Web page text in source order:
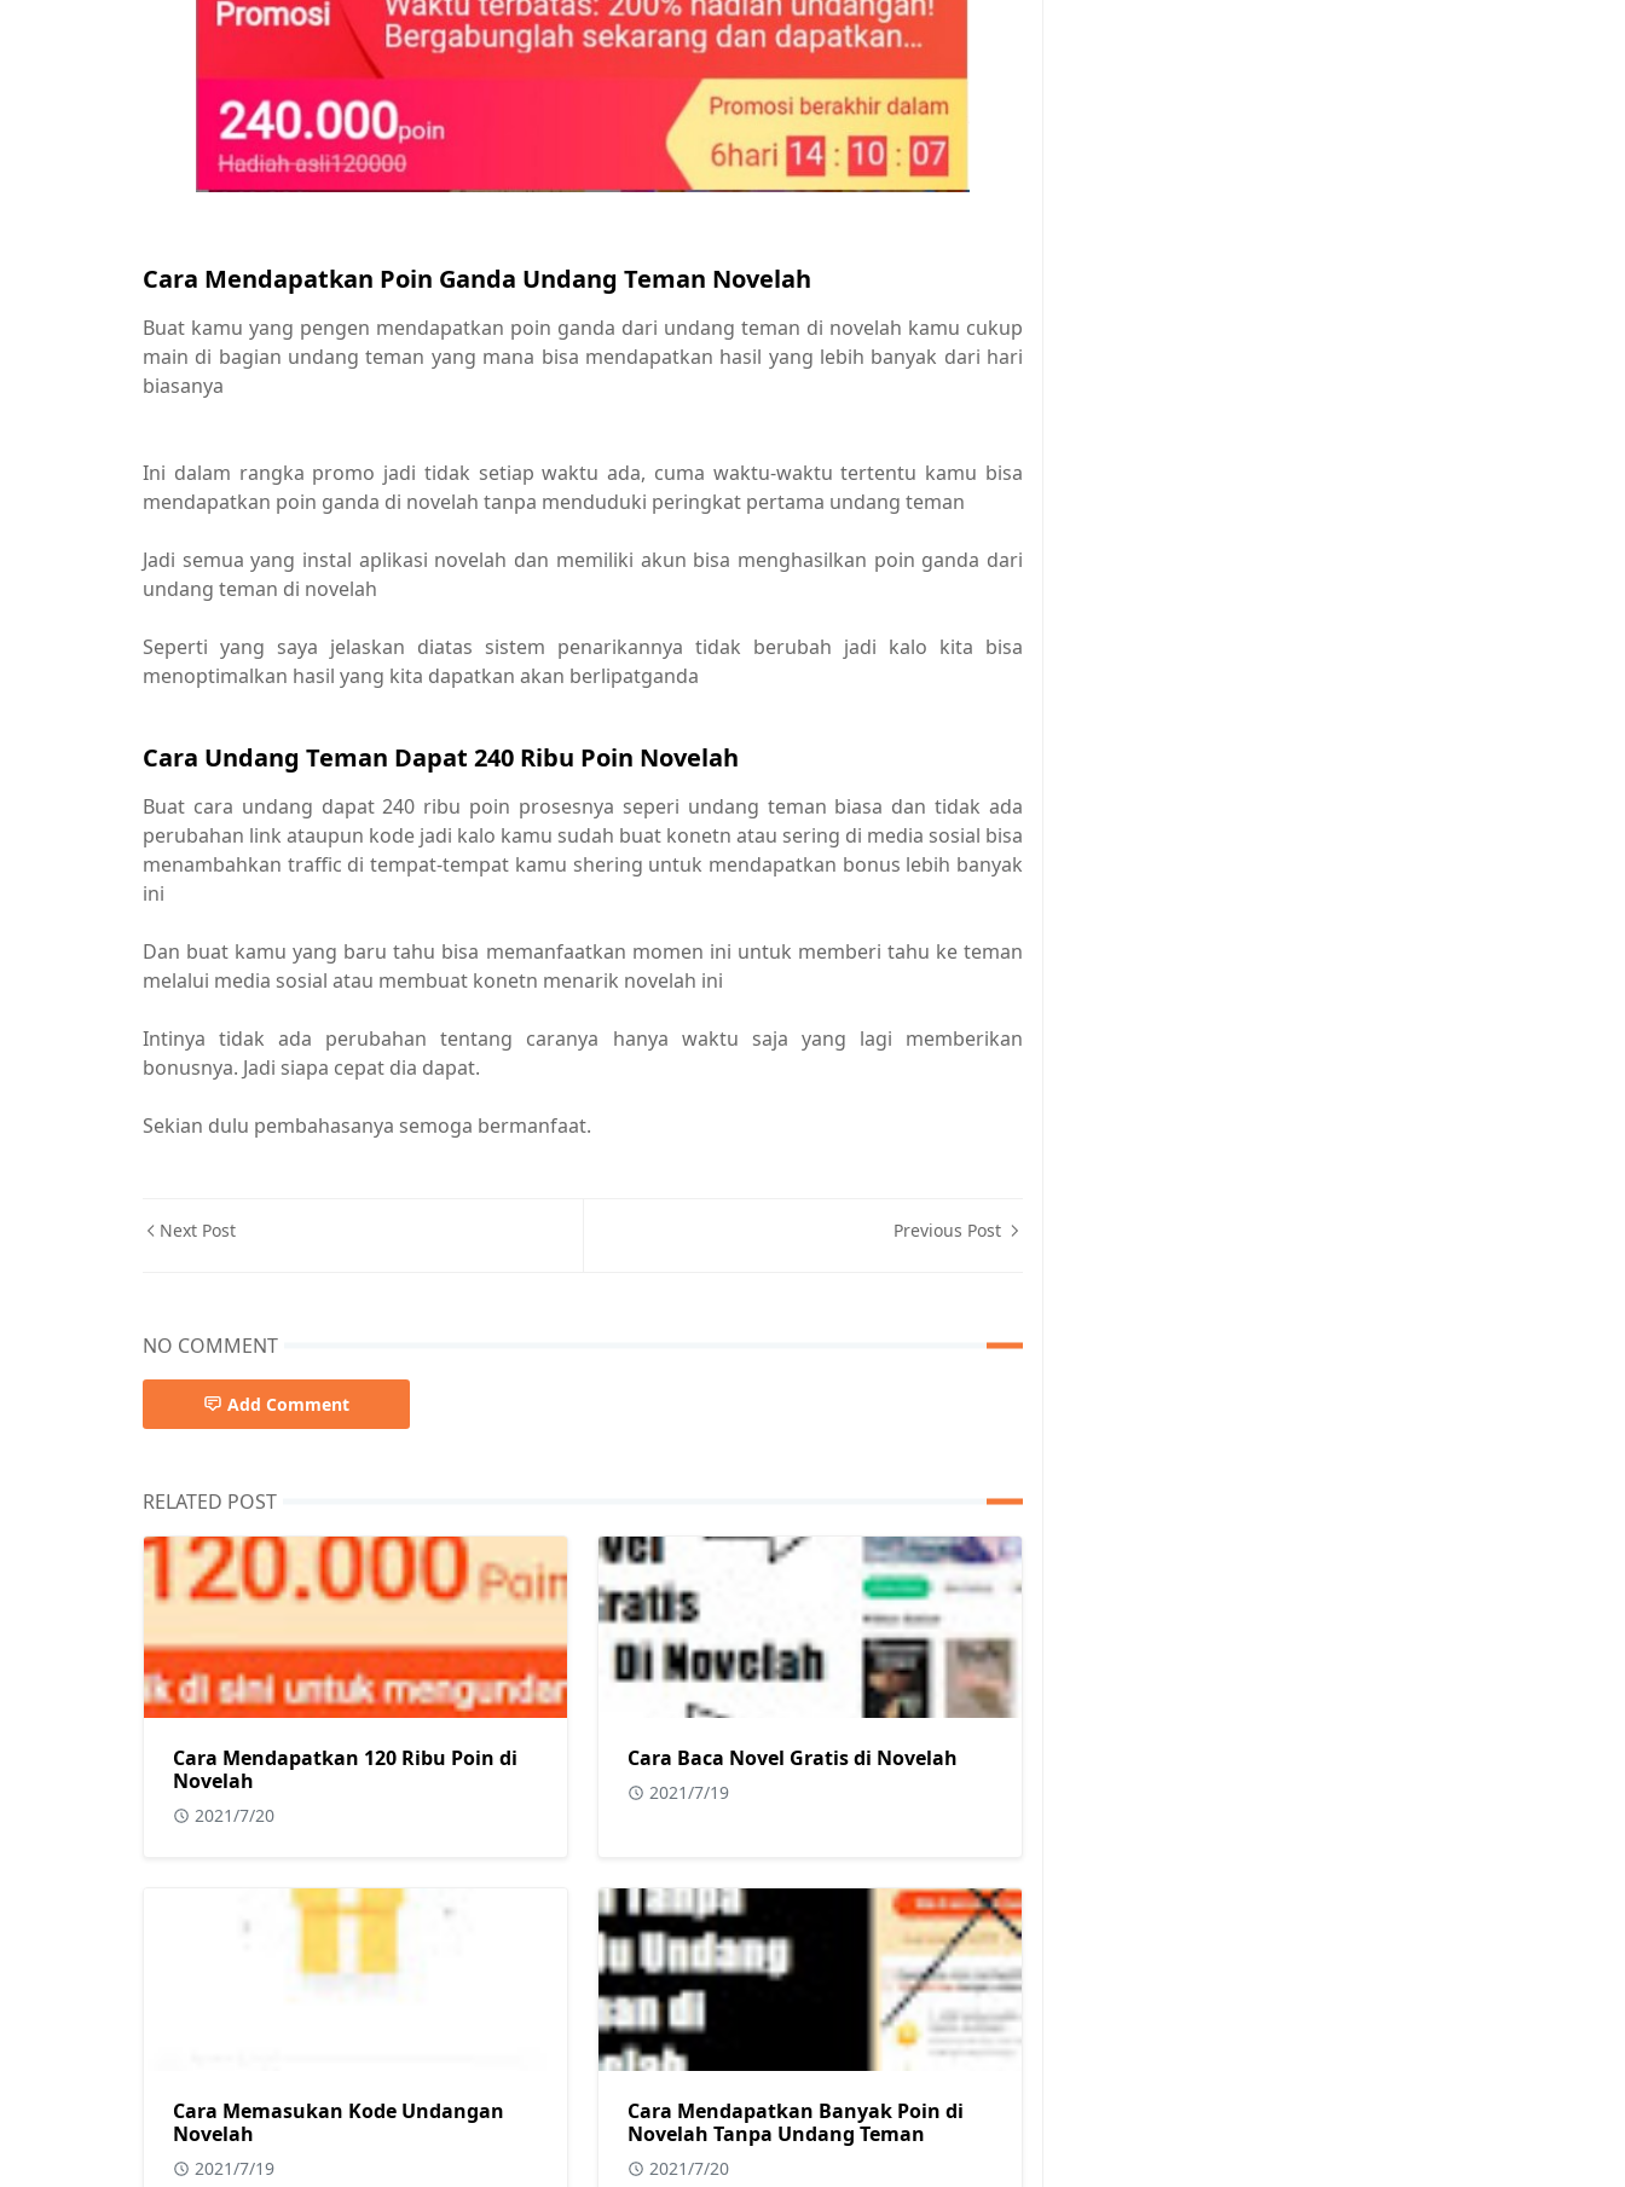
Cara Mendapatkan Poin Ganda Undang Teman Novelah
Buat kamu yang pengen mendapatkan poin ganda dari undang teman di novelah kamu cukup
main di bagian undang teman yang mana bisa mendapatkan hasil yang lebih banyak dari hari
biasanya
Ini dalam rangka promo jadi tidak setiap waktu ada, cuma waktu-waktu tertentu kamu bisa
mendapatkan poin ganda di novelah tanpa menduduki peringkat pertama undang teman
Jadi semua yang instal aplikasi novelah dan memiliki akun bisa menghasilkan poin ganda dari
undang teman di novelah
Seperti yang saya jelaskan diatas sistem penarikannya tidak berubah jadi kalo kita bisa
menoptimalkan hasil yang kita dapatkan akan berlipatganda
Cara Undang Teman Dapat 240 Ribu Poin Novelah
Buat cara undang dapat 240 ribu poin prosesnya seperi undang teman biasa dan tidak ada
perubahan link ataupun kode jadi kalo kamu sudah buat konetn atau sering di media sosial bisa
menambahkan traffic di tempat-tempat kamu shering untuk mendapatkan bonus lebih banyak
ini
Dan buat kamu yang baru tahu bisa memanfaatkan momen ini untuk memberi tahu ke teman
melalui media sosial atau membuat konetn menarik novelah ini
Intinya tidak ada perubahan tentang caranya hanya waktu saja yang lagi memberikan
bonusnya. Jadi siapa cepat dia dapat.
Sekian dulu pembahasanya semoga bermanfaat.
Next Post Previous Post
NO COMMENT
Add Comment
RELATED POST
Cara Mendapatkan 120 Ribu Poin di
Novelah
2021/7/20
Cara Baca Novel Gratis di Novelah
2021/7/19
Cara Memasukan Kode Undangan
Novelah
2021/7/19
Cara Mendapatkan Banyak Poin di
Novelah Tanpa Undang Teman
2021/7/20